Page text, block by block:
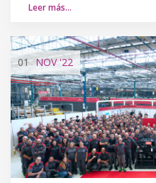
Leer más…
01 NOV'22